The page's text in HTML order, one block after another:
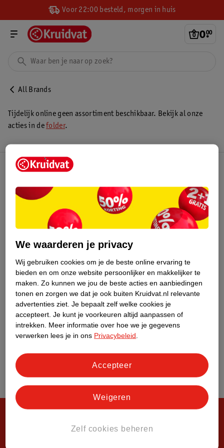
Voor 22:00 besteld, morgen in huis
0.
00
All Brands
Tijdelijk online geen assortiment beschikbaar. Bekijk al onze
acties in defolder.
Kruidvat Club
Over Kruidvat
We waarderen je privacy
Wij gebruiken cookies om je de beste online ervaring te
bieden en om onze website persoonlijker en makkelijker te
maken. Zo kunnen we jou de beste acties en aanbiedingen
tonen en zorgen we dat je ook buiten Kruidvat.nl relevante
advertenties ziet. Je bepaalt zelf welke cookies je
accepteert. Je kunt je voorkeuren altijd aanpassen of
intrekken.
Meer informatie over hoe we je gegevens
verwerken lees je in ons Privacybeleid
Zelf cookies beheren
Weigeren
Accepteer